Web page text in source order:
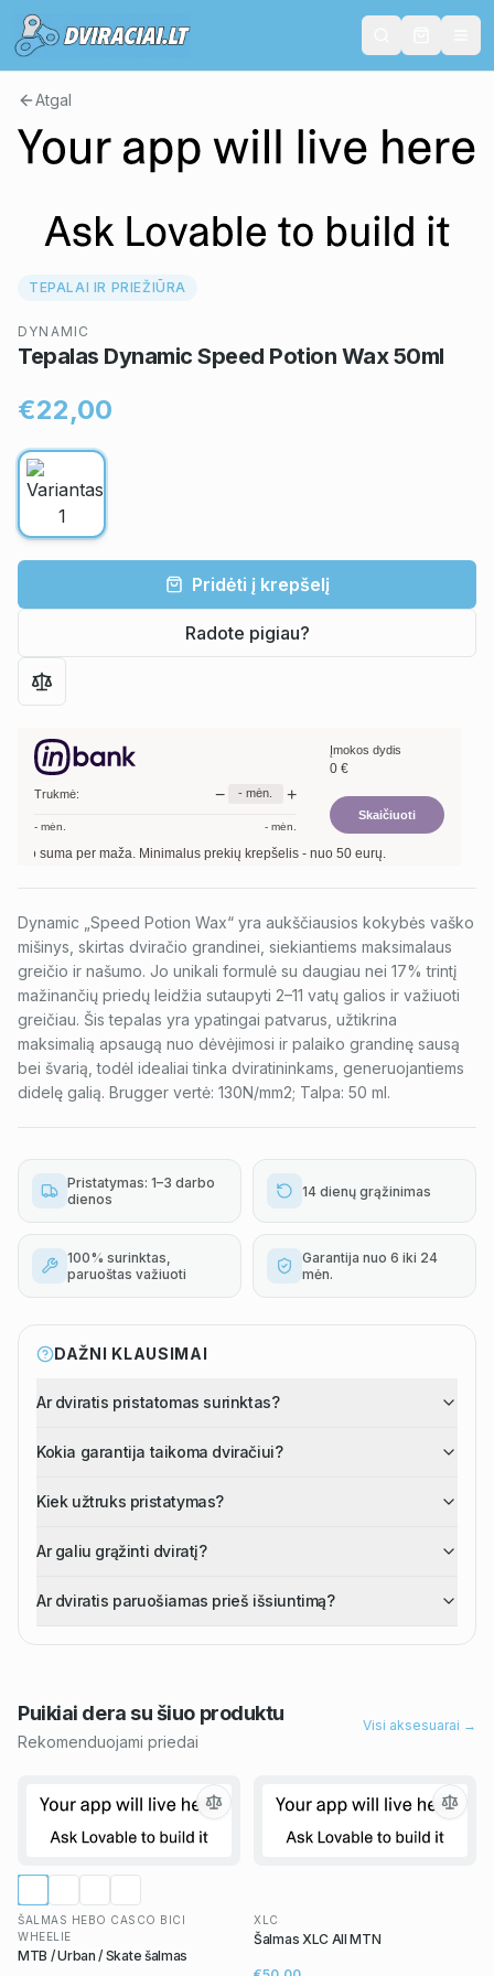
Atgal
TEPALAI IR PRIEŽIŪRA
DYNAMIC
Tepalas Dynamic Speed Potion Wax 50ml
€22,00
Pridėti į krepšelį
Radote pigiau?
Trukmė: − - mėn. +
- mėn. -mėn.
Įmokos dydis
0 €
Skaičiuoti
suma per maža. Minimalus prekių krepšelis - nuo 50 eurų.
Dynamic „Speed Potion Wax“ yra aukščiausios kokybės vaško
mišinys, skirtas dviračio grandinei, siekiantiems maksimalaus
greičio ir našumo. Jo unikali formulė su daugiau nei 17% trintį
mažinančių priedų leidžia sutaupyti 2–11 vatų galios ir važiuoti
greičiau. Šis tepalas yra ypatingai patvarus, užtikrina
maksimalią apsaugą nuo dėvėjimosi ir palaiko grandinę sausą
bei švarią, todėl idealiai tinka dviratininkams, generuojantiems
didelę galią. Brugger vertė: 130N/mm2; Talpa: 50 ml.
Pristatymas: 1–3 darbo
dienos
14 dienų grąžinimas
100% surinktas,
paruoštas važiuoti
Garantija nuo 6 iki 24
mėn.
DAŽNI KLAUSIMAI
Ar dviratis pristatomas surinktas?
Kokia garantija taikoma dviračiui?
Kiek užtruks pristatymas?
Ar galiu grąžinti dviratį?
Ar dviratis paruošiamas prieš išsiuntimą?
Puikiai dera su šiuo produktu
Rekomenduojami priedai
Visi aksesuarai →
ŠALMAS HEBO CASCO BICI
WHEELIE
MTB / Urban / Skate šalmas
XLC
Šalmas XLC All MTN